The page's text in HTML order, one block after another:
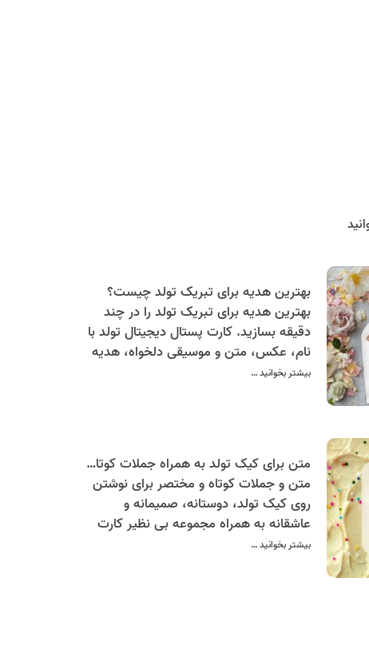
بهترین هدیه برای تبریک تولد چیست؟
بهترین هدیه برای تبریک تولد را در چند
دقیقه بسازید. کارت پستال دیجیتال تولد با
نام، عکس، متن و موسیقی دلخواه، هدیه
ای خلاقانه، احساسی و کاملاً رایگان برای
بیشتر بخوانید …
متن برای کیک تولد به همراه جملات کوتاه و خاص برای نوشتن روی کیک
متن و جملات کوتاه و مختصر برای نوشتن
روی کیک تولد، دوستانه، صمیمانه و
عاشقانه به همراه مجموعه بی نظیر کارت
پستال تولد
بیشتر بخوانید …